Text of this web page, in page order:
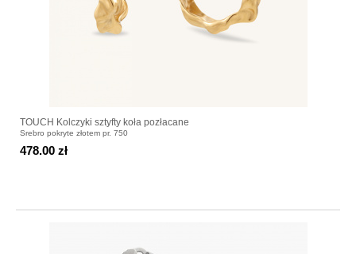
TOUCH Kolczyki sztyfty koła pozłacane
Srebro pokryte złotem pr. 750
478.00 zł